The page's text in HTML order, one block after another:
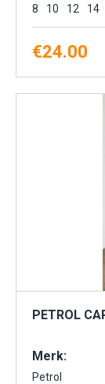
8 10 12 14
€24.00
PETROL
Merk:
Petrol